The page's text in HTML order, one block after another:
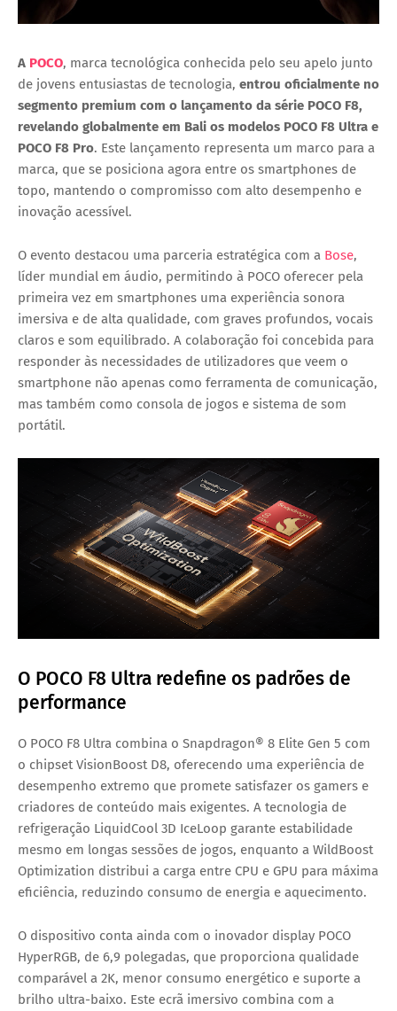
A POCO, marca tecnológica conhecida pelo seu apelo junto
de jovens entusiastas de tecnologia, entrou oficialmente no
segmento premium com o lançamento da série POCO F8,
revelando globalmente em Bali os modelos POCO F8 Ultra e
POCO F8 Pro. Este lançamento representa um marco para a
marca, que se posiciona agora entre os smartphones de
topo, mantendo o compromisso com alto desempenho e
inovação acessível.
O evento destacou uma parceria estratégica com a Bose,
líder mundial em áudio, permitindo à POCO oferecer pela
primeira vez em smartphones uma experiência sonora
imersiva e de alta qualidade, com graves profundos, vocais
claros e som equilibrado. A colaboração foi concebida para
responder às necessidades de utilizadores que veem o
smartphone não apenas como ferramenta de comunicação,
mas também como consola de jogos e sistema de som
portátil.
O POCO F8 Ultra redefine os padrões de
performance
O POCO F8 Ultra combina o Snapdragon® 8 Elite Gen 5 com
o chipsetVisionBoost D8, oferecendo uma experiência de
desempenho extremo que promete satisfazer os gamers e
criadores de conteúdo mais exigentes. A tecnologia de
refrigeração LiquidCool 3D IceLoop garante estabilidade
mesmo em longas sessões de jogos, enquanto a WildBoost
Optimization distribui a carga entre CPU e GPU para máxima
eficiência, reduzindo consumo de energia e aquecimento.
O dispositivo conta ainda com o inovador display POCO
HyperRGB, de 6,9 polegadas, que proporciona qualidade
comparável a 2K, menor consumo energético e suporte a
brilho ultra-baixo. Este ecrã imersivo combina com a